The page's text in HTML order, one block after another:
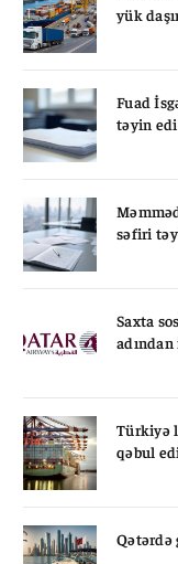
yük
Fuad
təyin
səfiri
Saxta
Türkiyə
qəbul
Qətərdə